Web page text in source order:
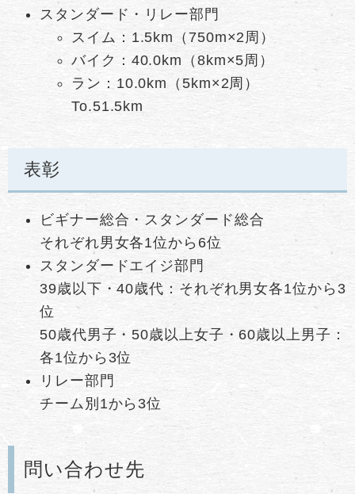
スタンダード・リレー部門
スイム：1.5km（750m×2周）
バイク：40.0km（8km×5周）
ラン：10.0km（5km×2周）
To.51.5km
表彰
ビギナー総合・スタンダード総合
それぞれ男女各1位から6位
スタンダードエイジ部門
39歳以下・40歳代：それぞれ男女各1位から3
位
50歳代男子・50歳以上女子・60歳以上男子：
各1位から3位
リレー部門
チーム別1から3位
問い合わせ先